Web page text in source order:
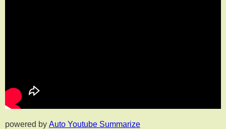
powered by Auto Youtube Summarize